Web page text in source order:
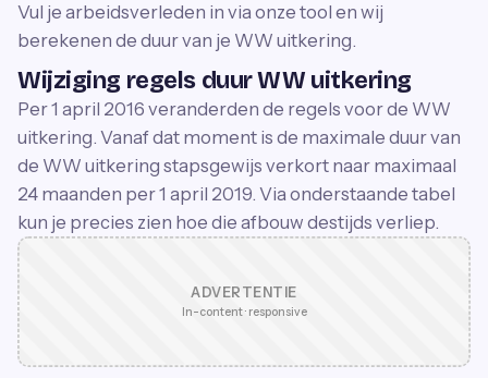
Vul je arbeidsverleden in via onze tool en wij
berekenen de duur van je WW uitkering.
Wijziging regels duur WW uitkering
Per 1 april 2016 veranderden de regels voor de WW
uitkering. Vanaf dat moment is de maximale duur van
de WW uitkering stapsgewijs verkort naar maximaal
24 maanden per 1 april 2019. Via onderstaande tabel
kun je precies zien hoe die afbouw destijds verliep.
ADVERTENTIE
In-content · responsive